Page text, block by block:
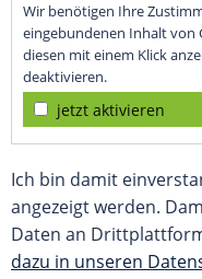
Wir benötigen Ihre
eingebundenen Inhalt von
diesen mit einem Klick
deaktivieren.
jetzt aktivieren
Ich bin damit
angezeigt werden.
Daten an
dazu in unseren